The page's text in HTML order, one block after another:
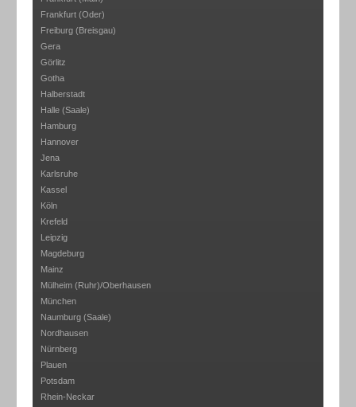
Frankfurt (Oder)
Freiburg (Breisgau)
Gera
Görlitz
Gotha
Halberstadt
Halle (Saale)
Hamburg
Hannover
Jena
Karlsruhe
Kassel
Köln
Krefeld
Leipzig
Magdeburg
Mainz
Mülheim (Ruhr)/Oberhausen
München
Naumburg (Saale)
Nordhausen
Nürnberg
Plauen
Potsdam
Rhein-Neckar